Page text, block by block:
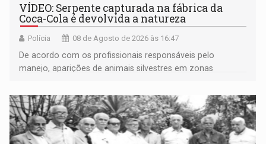
VÍDEO: Serpente capturada na fábrica da
Coca-Cola é devolvida a natureza
Polícia 08 de Agosto de 2026 às 16:47
De acordo com os profissionais responsáveis pelo
manejo, aparições de animais silvestres em zonas